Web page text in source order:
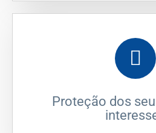
Proteção dos